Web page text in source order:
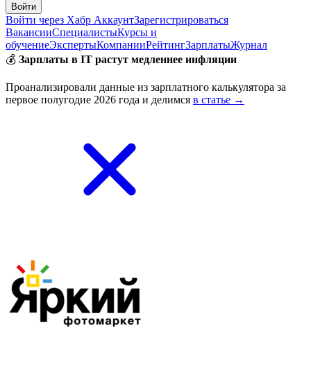
Войти
Войти через Хабр АккаунтЗарегистрироваться
ВакансииСпециалистыКурсы и
обучениеЭкспертыКомпанииРейтингЗарплатыЖурнал
💰 Зарплаты в IT растут медленнее инфляции
Проанализировали данные из зарплатного калькулятора за
первое полугодие 2026 года и делимся в статье →